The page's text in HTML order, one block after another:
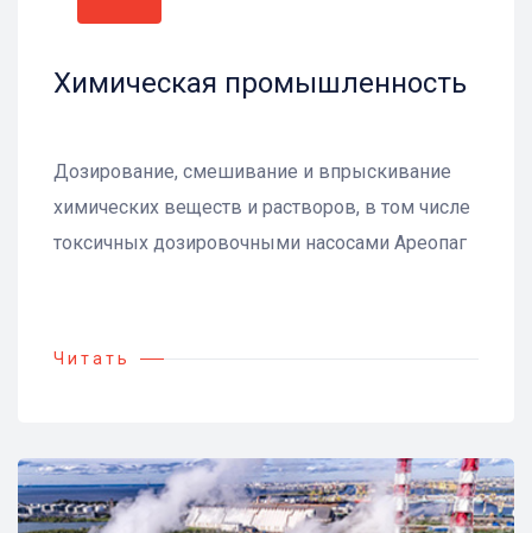
Химическая промышленность
Дозирование, смешивание и впрыскивание
химических веществ и растворов, в том числе
токсичных дозировочными насосами Ареопаг
Читать